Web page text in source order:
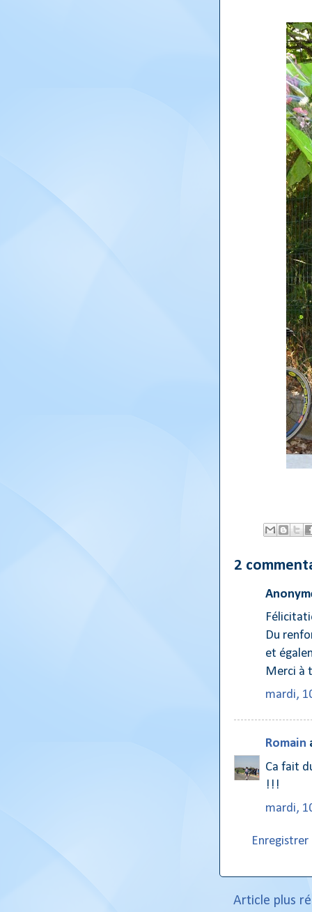
2
Du
et
Merci à
mardi,
Romain
Ca fait
!!!
mardi,
Article plus